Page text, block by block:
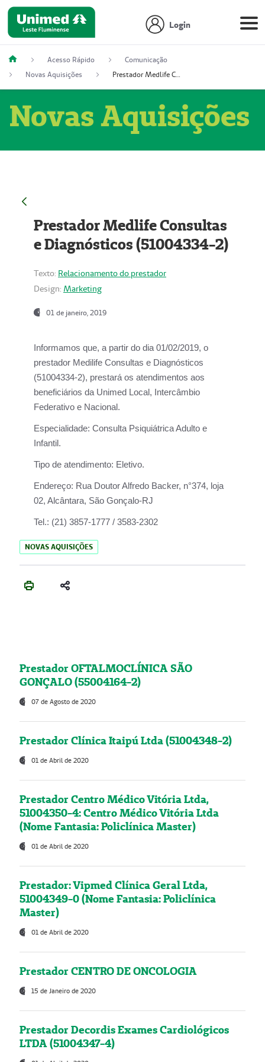
Login
Acesso Rápido
Comunicação
Novas Aquisições
Prestador Medlife Consultas e Diagnósticos (51004334-2)
Novas Aquisições
Prestador Medlife Consultas
e Diagnósticos (51004334-2)
Texto: Relacionamento do prestador
Design: Marketing
01 de janeiro, 2019
Informamos que, a partir do dia 01/02/2019, o
prestador Medilife Consultas e Diagnósticos
(51004334-2), prestará os atendimentos aos
beneficiários da Unimed Local, Intercâmbio
Federativo e Nacional.
Especialidade: Consulta Psiquiátrica Adulto e
Infantil.
Tipo de atendimento: Eletivo.
Endereço: Rua Doutor Alfredo Backer, n°374, loja
02, Alcântara, São Gonçalo-RJ
Tel.: (21) 3857-1777 / 3583-2302
NOVAS AQUISIÇÕES
Prestador OFTALMOCLÍNICA SÃO
GONÇALO (55004164-2)
07 de Agosto de 2020
Prestador Clínica Itaipú Ltda (51004348-2)
01 de Abril de 2020
Prestador Centro Médico Vitória Ltda,
51004350-4: Centro Médico Vitória Ltda
(Nome Fantasia: Policlínica Master)
01 de Abril de 2020
Prestador: Vipmed Clínica Geral Ltda,
51004349-0 (Nome Fantasia: Policlínica
Master)
01 de Abril de 2020
Prestador CENTRO DE ONCOLOGIA
15 de Janeiro de 2020
Prestador Decordis Exames Cardiológicos
LTDA (51004347-4)